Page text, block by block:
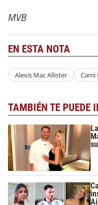
MVB
EN ESTA NOTA
Alexis Mac Allister Cami
TAMBIÉN TE PUEDE